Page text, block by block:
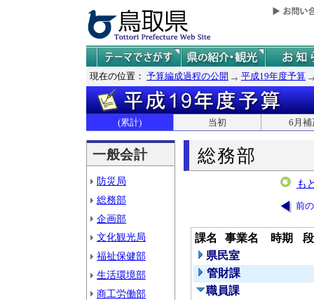
現在の位置： 予算編成過程の公開 平成19年度予算
(累計) 当初 6月補
一般会計
防災局
総務部
企画部
文化観光局
福祉保健部
生活環境部
商工労働部
総務部
も
前
課名 事業名 時期
県民室
管財課
職員課